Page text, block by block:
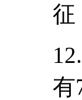
征
有